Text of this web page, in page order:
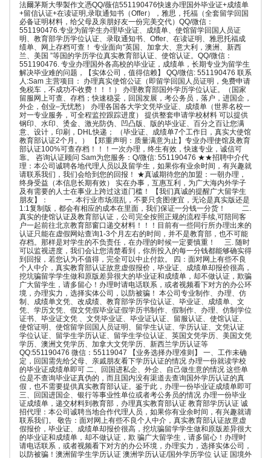
法爾茅斯大學製作文憑QQ/薇信551190476快速办理国外毕业证+成绩单
+留信认证+在读证明,录取通知书（Offer），雅思，托福（全套留学回国
必备证明材料，给父母及亲朋好友一份完美交代）QQ/微信：
551190476.专业为留学生办理毕业证、成绩单、使馆留学回国人员证
明、教育部学历学位认证、录取通知书、Offer、在读证明、雅思托福成
绩单、网上存档可查！ 专业面向“英国、加拿大、意大利，澳洲、新西
兰、美国 ”等国的学历学位真实教育部认证、使馆认证。QQ/微信：
551190476. 专业办理国外各高校的毕业证，成绩单，长期专业为留学生
解决毕业难的问题，【实体公司，值得信赖】 QQ/微信: 551190476 联系
人:Sam 主营项目： 办理真实使馆公证（即留学回国人员证明，免费申请
免税车，不成功不收费！！！） 办理教育部国外学历学位认证。（国家
留服网上可查、存档；快速稳妥，回国发展，考公务员，落户，进国企，
外企，创业–无忧愁） 办理各国各大学文凭毕业证、成绩单（世界名校一
对一专业服务，可全程监控跟踪进度） 提供整套申请学校材料 可以提供
钢印、水印、烫金、激光防伪、凹凸版、版的毕业证、百分之百让您满
意、设计，印刷，DHL快递； （毕业证、成绩单7个工作日，真实大使馆
教育部认证2个月。） 【郑重声明：质量满意为止】专业办理使馆及教育
部认证100%可查存档！！！一次办理，终生有效，快速专业，诚信可
靠。 咨询认证顾问 Sam为您服务：Q/微信: 551190476 ★★招聘中介代
理：本公司诚聘各地代理人员以及留学生，如果你有业余时间，有兴趣就
请联系我们，我们会给到您的回报！ ★真诚期待您的加盟：一朝办理，
终身受益（本信息长期有效） 实在办事，互惠互利，为广大海内外学子
及有需要的人士在事业上跨过这道门槛！ 【我们真诚的提醒广大留学生
朋友】： 一. 本行业市场混乱，不要只贪图便宜，无论是真实版还是
1:1复制版，都会有相应的成本在里面，我们保证一分钱一分货！ 二.
真实的使馆认证及教育部认证，公司完全按照正规的流程手续,可陪同客
户一起前往北京教育部窗口递交材料！！！目前有一些同行所办理出来的
认证只能在虚假网站查询1-3个月左右的时间，并不是教育部，也不可能
存档。那样是对学生的不负责任，在办理的时候一定要慎重！ 三. 随时
可以监视进度，我们会让您清楚看到，你所投入的每一分钱都能够确实得
到回报，若您认为不值得，完全可以中止付款。 四：面对网上有些不良
个人中介，真实教育部认证故意虚假报价，毕业证、成绩单却报价很高，
挖坑骗留学学生做和原版差异很大的毕业证和成绩单，却不做认证，欺骗
广大留学生，请多留心！办理时请电话联系，或者视频看下对方的办公环
境，办理实力，选择实体公司，以防被骗！ 本公司专业制作、办理、仿
制、成绩单文凭、改成绩、教育部学历学位认证、毕业证、成绩单、文
凭、学历文凭、假文凭假毕业证假学历书制作、假制作、办理、仿制学位
证书、毕业证文凭 、文凭毕业证、毕业证认证、留服认证、使馆认证、
使馆证明、使馆留学回国人员证明、留学生认证、学历认证、文凭认证
学位认证、留学生学历认证、留学生学位认证、英国文凭学历、美国文凭
学历、澳洲文凭学历、加拿大文凭学历、新西兰学历认证等
QQ:551190476 微信：55119047 【业务选择办理准则】 一、工作未确
定，回国需先给父母、亲戚朋友看下学历认证的情况 办理一份就读学校
的毕业证成绩单即可 二、回国进私企、外企、自己做生意的情况 这些单
位是不查询毕业证真伪的，而且国内没有渠道去查询国外学历认证的真
假，也不需要提供真实教育部认证。鉴于此，办理一份毕业证成绩单即可
三、回国进国企、银行等事业性单位或者考公务员的情况 办理一份毕业
证成绩单，递交材料到教育部，办理真实教育部认证 教育部学历认证 诚
招代理：本公司诚聘当地合作代理人员，如果你有业余时间，有兴趣就请
联系我们。 敬告：面对网上有些不良个人中介，真实教育部认证故意虚
假报价，毕业证、成绩单却报价很高，挖坑骗留学学生做和原版差异很大
的毕业证和成绩单，却不做认证，欺 骗广大留学生，请多留心！办理时
请电话联系，或者视频看下对方的办公环境，办理实力，选择实体公司，
以防被骗！澳洲留学生学历认证 澳洲学历认证/国外学历学位 认证 国境外